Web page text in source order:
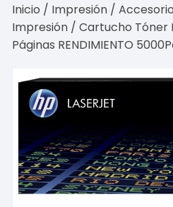
Inicio / Impresión /
Impresión / Cartucho Tóner
Páginas RENDIMIENTO